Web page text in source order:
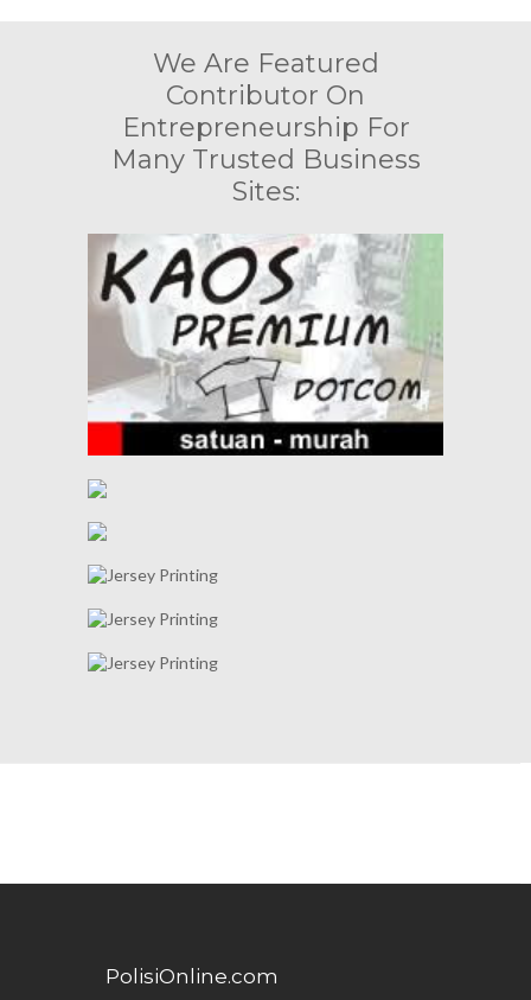
We Are Featured
Contributor On
Entrepreneurship For
Many Trusted Business
Sites:
PolisiOnline.com